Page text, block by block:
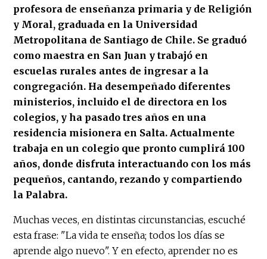
profesora de enseñanza primaria y de Religión
y Moral, graduada en la Universidad
Metropolitana de Santiago de Chile. Se graduó
como maestra en San Juan y trabajó en
escuelas rurales antes de ingresar a la
congregación. Ha desempeñado diferentes
ministerios, incluido el de directora en los
colegios, y ha pasado tres años en una
residencia misionera en Salta. Actualmente
trabaja en un colegio que pronto cumplirá 100
años, donde disfruta interactuando con los más
pequeños, cantando, rezando y compartiendo
la Palabra.
Muchas veces, en distintas circunstancias, escuché
esta frase: "La vida te enseña; todos los días se
aprende algo nuevo". Y en efecto, aprender no es